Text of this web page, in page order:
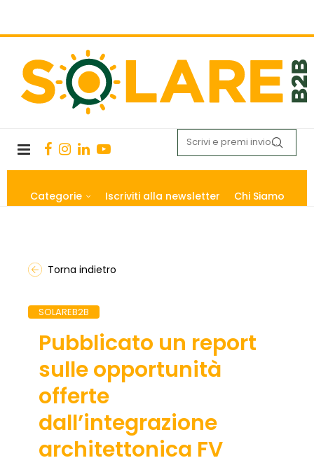
Categorie Iscriviti alla newsletter Chi Siamo
Torna indietro
SOLAREB2B
Pubblicato un report
sulle opportunità
offerte
dall’integrazione
architettonica FV